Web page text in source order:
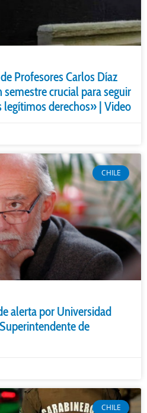
Profesores Carlos Díaz
crucial para seguir
legítimos derechos» | Video
CHILE
alerta por Universidad
de
CHILE